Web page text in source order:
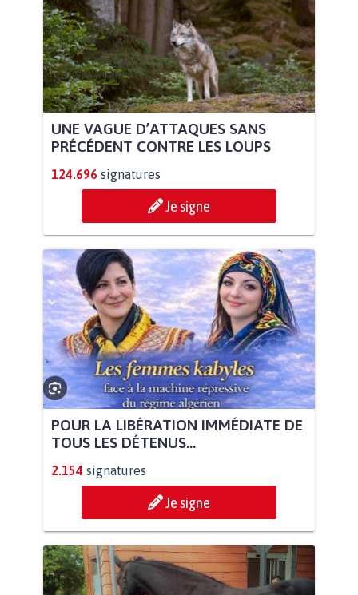
UNE VAGUE D’ATTAQUES SANS
PRÉCÉDENT CONTRE LES LOUPS
124.696 signatures
Je signe
POUR LA LIBÉRATION IMMÉDIATE DE
TOUS LES DÉTENUS...
2.154 signatures
Je signe